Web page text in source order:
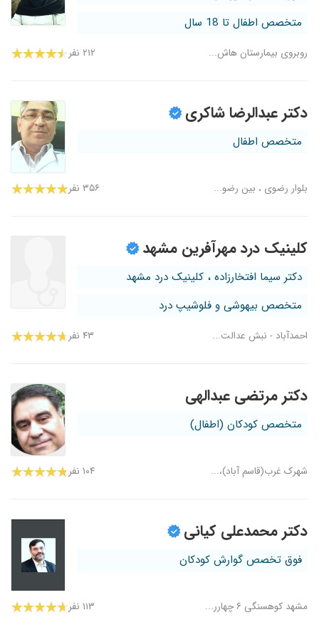
متخصص اطفال تا 18 سال
روبروی بیمارستان هاش... ۲۱۲ نفر
دکتر عبدالرضا شاکری
متخصص اطفال
بلوار رضوی ، بین رضو... ۳۵۶ نفر
کلینیک درد مهرآفرین مشهد
دکتر سیما افتخارزاده ، کلینیک درد مشهد
متخصص بیهوشی و فلوشیپ درد
احمدآباد - نبش عدالت... ۴۳ نفر
دکتر مرتضی عبدالهی
متخصص کودکان (اطفال)
شهرک غرب(قاسم آباد)،... ۱۰۴ نفر
دکتر محمدعلی کیانی
فوق تخصص گوارش کودکان
مشهد کوهسنگی ۶ چهارر... ۱۱۳ نفر